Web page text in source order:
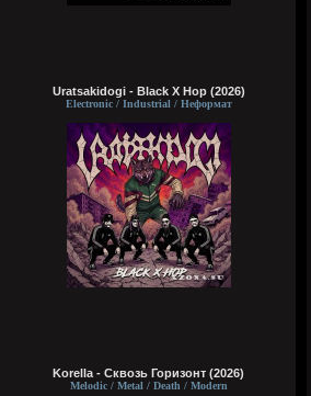
Uratsakidogi - Black X Hop (2026)
Electronic / Industrial / Неформат
Korella - Сквозь Горизонт (2026)
Melodic / Metal / Death / Modern